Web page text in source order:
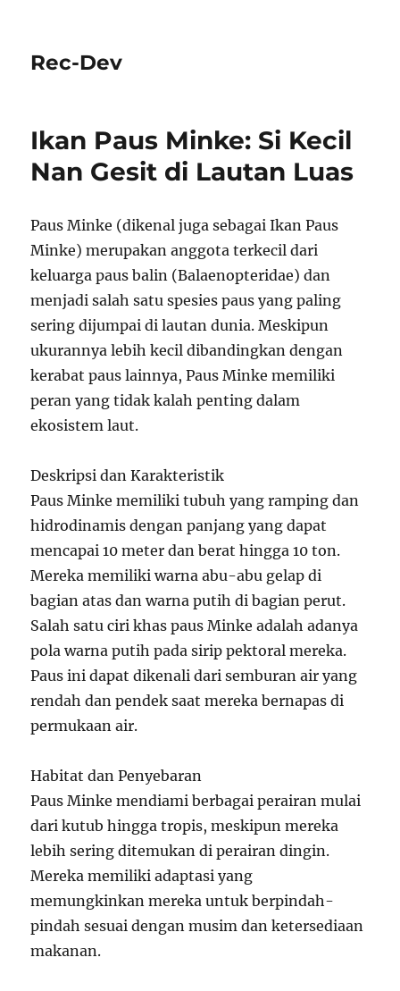
Rec-Dev
Ikan Paus Minke: Si Kecil
Nan Gesit di Lautan Luas
Paus Minke (dikenal juga sebagai Ikan Paus
Minke) merupakan anggota terkecil dari
keluarga paus balin (Balaenopteridae) dan
menjadi salah satu spesies paus yang paling
sering dijumpai di lautan dunia. Meskipun
ukurannya lebih kecil dibandingkan dengan
kerabat paus lainnya, Paus Minke memiliki
peran yang tidak kalah penting dalam
ekosistem laut.
Deskripsi dan Karakteristik
Paus Minke memiliki tubuh yang ramping dan
hidrodinamis dengan panjang yang dapat
mencapai 10 meter dan berat hingga 10 ton.
Mereka memiliki warna abu-abu gelap di
bagian atas dan warna putih di bagian perut.
Salah satu ciri khas paus Minke adalah adanya
pola warna putih pada sirip pektoral mereka.
Paus ini dapat dikenali dari semburan air yang
rendah dan pendek saat mereka bernapas di
permukaan air.
Habitat dan Penyebaran
Paus Minke mendiami berbagai perairan mulai
dari kutub hingga tropis, meskipun mereka
lebih sering ditemukan di perairan dingin.
Mereka memiliki adaptasi yang
memungkinkan mereka untuk berpindah-
pindah sesuai dengan musim dan ketersediaan
makanan.